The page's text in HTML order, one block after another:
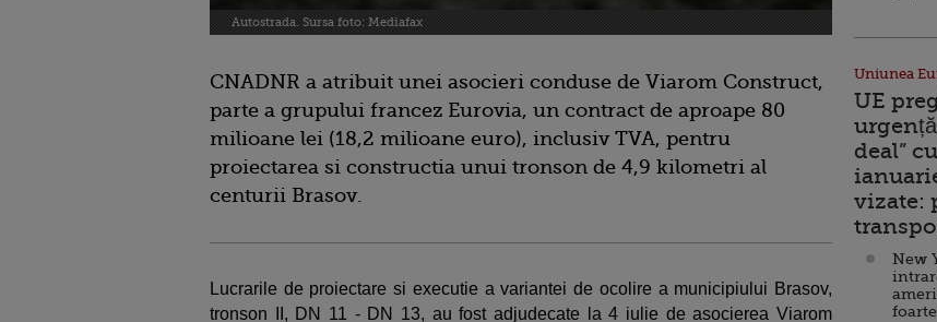
Autostrada. Sursa foto: Mediafax
CNADNR a atribuit unei asocieri conduse de Viarom Construct,
parte a grupului francez Eurovia, un contract de aproape 80
milioane lei (18,2 milioane euro), inclusiv TVA, pentru
proiectarea si constructia unui tronson de 4,9 kilometri al
centurii Brasov.
Lucrarile de proiectare si executie a variantei de ocolire a municipiului Brasov,
tronson II, DN 11 - DN 13, au fost adjudecate la 4 iulie de asocierea Viarom
Uniunea
UE
deal”
vizate:
New